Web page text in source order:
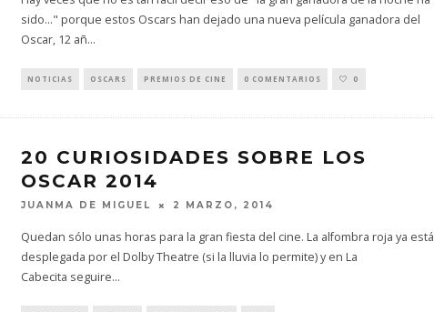
sido..." porque estos Oscars han dejado una nueva película ganadora del
Oscar, 12 añ...
NOTICIAS OSCARS PREMIOS DE CINE 0 COMENTARIOS 0
20 CURIOSIDADES SOBRE LOS
OSCAR 2014
JUANMA DE MIGUEL 2 MARZO, 2014
Quedan sólo unas horas para la gran fiesta del cine. La alfombra roja ya está
desplegada por el Dolby Theatre (si la lluvia lo permite) y en La
Cabecita seguire...